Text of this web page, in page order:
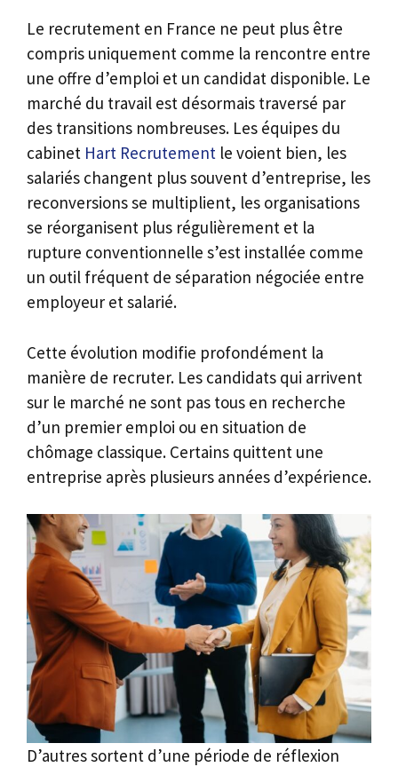
Le recrutement en France ne peut plus être
compris uniquement comme la rencontre entre
une offre d’emploi et un candidat disponible. Le
marché du travail est désormais traversé par
des transitions nombreuses. Les équipes du
cabinet Hart Recrutement le voient bien, les
salariés changent plus souvent d’entreprise, les
reconversions se multiplient, les organisations
se réorganisent plus régulièrement et la
rupture conventionnelle s’est installée comme
un outil fréquent de séparation négociée entre
employeur et salarié.
Cette évolution modifie profondément la
manière de recruter. Les candidats qui arrivent
sur le marché ne sont pas tous en recherche
d’un premier emploi ou en situation de
chômage classique. Certains quittent une
entreprise après plusieurs années d’expérience.
D’autres sortent d’une période de réflexion